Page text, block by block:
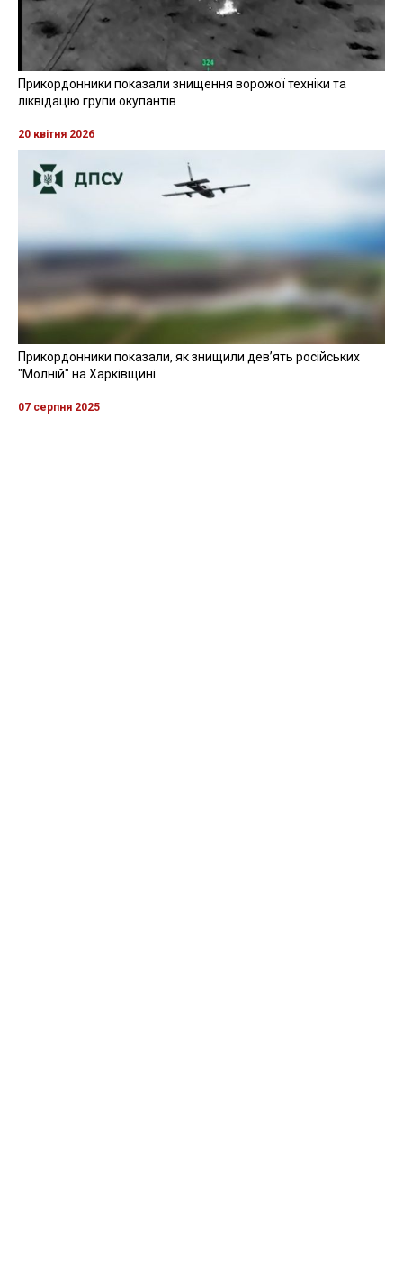
Прикордонники показали знищення ворожої техніки та
ліквідацію групи окупантів
20 квітня 2026
Прикордонники показали, як знищили девʼять російських
"Молній" на Харківщині
07 серпня 2025